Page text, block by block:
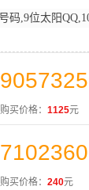
码,9位太阳
购买价格： 1125元
购买价格： 240元